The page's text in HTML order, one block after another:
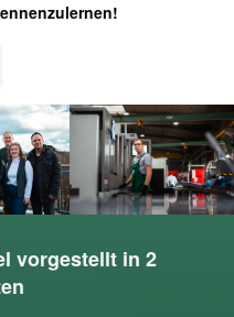
vorgestellt in 2